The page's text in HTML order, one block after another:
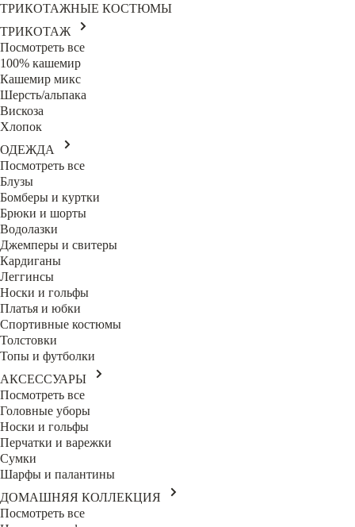
ТРИКОТАЖНЫЕ КОСТЮМЫ
ТРИКОТАЖ
Посмотреть все
100% кашемир
Кашемир микс
Шерсть/альпака
Вискоза
Хлопок
ОДЕЖДА
Посмотреть все
Блузы
Бомберы и куртки
Брюки и шорты
Водолазки
Джемперы и свитеры
Кардиганы
Леггинсы
Носки и гольфы
Платья и юбки
Спортивные костюмы
Толстовки
Топы и футболки
АКСЕССУАРЫ
Посмотреть все
Головные уборы
Носки и гольфы
Перчатки и варежки
Сумки
Шарфы и палантины
ДОМАШНЯЯ КОЛЛЕКЦИЯ
Посмотреть все